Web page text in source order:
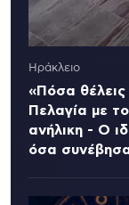
Ηράκλειο
«Πόσα θέλεις
Πελαγία με
ανήλικη - Ο
όσα